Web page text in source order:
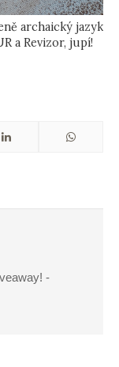
archaický jazyk
a Revizor, jupí!
-